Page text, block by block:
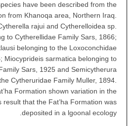
have been described from the
from Khanoqa area, Northern Iraq.
rajui and Cytherelloidea sp.
to Cytherellidae Family Sars, 1866;
belonging to the Loxoconchidae
Miocyprideis sarmatica belonging to
Sars, 1925 and Semicytherura
Cytheruridae Family Muller, 1894.
Formation shown variation in the
that the Fat’ha Formation was
deposited in a lgoonal ecology.